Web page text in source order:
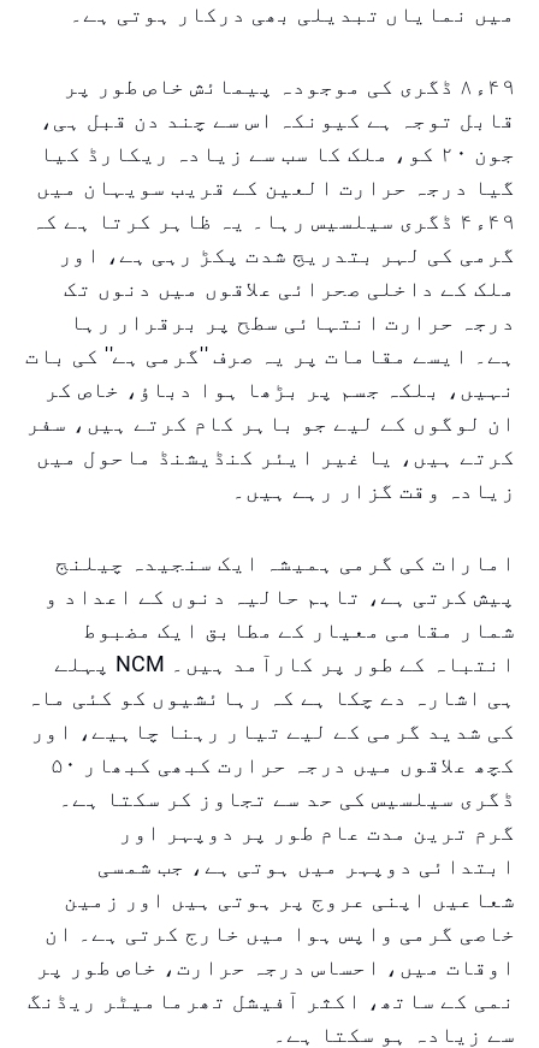
میں نمایاں تبدیلی بھی درکار ہوتی ہے۔
۴۹ء۸ ڈگری کی موجودہ پیمائش خاص طور پر
قابل توجہ ہے کیونکہ اس سے چند دن قبل ہی،
جون ۲۰ کو، ملک کا سب سے زیادہ ریکارڈ کیا
گیا درجہ حرارت العين کے قریب سویہان میں
۴۹ء۴ ڈگری سیلسیس رہا۔ یہ ظاہر کرتا ہے کہ
گرمی کی لہر بتدریج شدت پکڑ رہی ہے، اور
ملک کے داخلی صحرائی علاقوں میں دنوں تک
درجہ حرارت انتہائی سطح پر برقرار رہا
ہے۔ ایسے مقامات پر یہ صرف ''گرمی ہے'' کی بات
نہیں، بلکہ جسم پر بڑھا ہوا دباؤ، خاص کر
ان لوگوں کے لیے جو باہر کام کرتے ہیں، سفر
کرتے ہیں، یا غیر ایئر کنڈیشنڈ ماحول میں
زیادہ وقت گزار رہے ہیں۔
امارات کی گرمی ہمیشہ ایک سنجیدہ چیلنج
پیش کرتی ہے، تاہم حالیہ دنوں کے اعداد و
شمار مقامی معیار کے مطابق ایک مضبوط
انتباہ کے طور پر کارآمد ہیں۔ NCM پہلے
ہی اشارہ دے چکا ہے کہ رہائشیوں کو کئی ماہ
کی شدید گرمی کے لیے تیار رہنا چاہیے، اور
کچھ علاقوں میں درجہ حرارت کبھی کبھار ۵۰
ڈگری سیلسیس کی حد سے تجاوز کر سکتا ہے۔
گرم ترین مدت عام طور پر دوپہر اور
ابتدائی دوپہر میں ہوتی ہے، جب شمسی
شعاعیں اپنی عروج پر ہوتی ہیں اور زمین
خاصی گرمی واپس ہوا میں خارج کرتی ہے۔ ان
اوقات میں، احساس درجہ حرارت، خاص طور پر
نمی کے ساتھ، اکثر آفیشل تھرمامیٹر ریڈنگ
سے زیادہ ہو سکتا ہے۔